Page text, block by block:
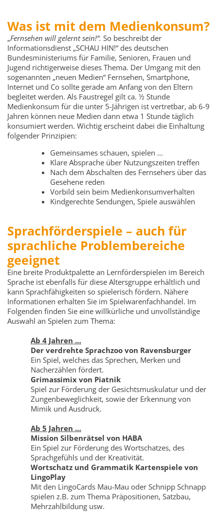
Was ist mit dem Medienkonsum?
„Fernsehen will gelernt sein!“. So beschreibt der
Informationsdienst „SCHAU HIN!“ des deutschen
Bundesministeriums für Familie, Senioren, Frauen und
Jugend richtigerweise dieses Thema. Der Umgang mit den
sogenannten „neuen Medien“ Fernsehen, Smartphone,
Internet und Co sollte gerade am Anfang von den Eltern
begleitet werden. Als Faustregel gilt ca. ½ Stunde
Medienkonsum für die unter 5-Jährigen ist vertretbar, ab 6-9
Jahren können neue Medien dann etwa 1 Stunde täglich
konsumiert werden. Wichtig erscheint dabei die Einhaltung
folgender Prinzipien:
Gemeinsames schauen, spielen …
Klare Absprache über Nutzungszeiten treffen
Nach dem Abschalten des Fernsehers über das
Gesehene reden
Vorbild sein beim Medienkonsumverhalten
Kindgerechte Sendungen, Spiele auswählen
Sprachförderspiele – auch für
sprachliche Problembereiche
geeignet
Eine breite Produktpalette an Lernförderspielen im Bereich
Sprache ist ebenfalls für diese Altersgruppe erhältlich und
kann Sprachfähigkeiten so spielerisch fördern. Nähere
Informationen erhalten Sie im Spielwarenfachhandel. Im
Folgenden finden Sie eine willkürliche und unvollständige
Auswahl an Spielen zum Thema:
Ab 4 Jahren …
Der verdrehte Sprachzoo von Ravensburger
Ein Spiel, welches das Sprechen, Merken und
Nacherzählen fördert.
Grimassimix von Piatnik
Spiel zur Förderung der Gesichtsmuskulatur und der
Zungenbeweglichkeit, sowie der Erkennung von
Mimik und Ausdruck.
Ab 5 Jahren …
Mission Silbenrätsel von HABA
Ein Spiel zur Förderung des Wortschatzes, des
Sprachgefühls und der Kreativität.
Wortschatz und Grammatik Kartenspiele von
LingoPlay
Mit den LingoCards Mau-Mau oder Schnipp Schnapp
spielen z.B. zum Thema Präpositionen, Satzbau,
Mehrzahlbildung usw.